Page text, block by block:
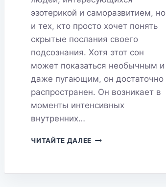
эзотерикой и саморазвитием, но
и тех, кто просто хочет понять
скрытые послания своего
подсознания. Хотя этот сон
может показаться необычным и
даже пугающим, он достаточно
распространен. Он возникает в
моменты интенсивных
внутренних…
ЧИТАЙТЕ ДАЛЕЕ СОН